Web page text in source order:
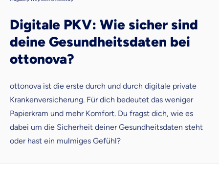
Digitale PKV: Wie sicher sind
deine Gesundheitsdaten bei
ottonova?
ottonova ist die erste durch und durch digitale private
Krankenversicherung. Für dich bedeutet das weniger
Papierkram und mehr Komfort. Du fragst dich, wie es
dabei um die Sicherheit deiner Gesundheitsdaten steht
oder hast ein mulmiges Gefühl?